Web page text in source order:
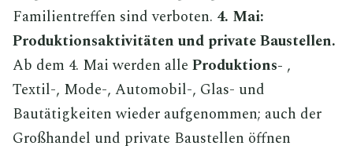
Familientreffen sind verboten. 4. Mai:
Produktionsaktivitäten und private Baustellen.
Ab dem 4. Mai werden alle Produktions- ,
Textil-, Mode-, Automobil-, Glas- und
Bautätigkeiten wieder aufgenommen; auch der
Großhandel und private Baustellen öffnen